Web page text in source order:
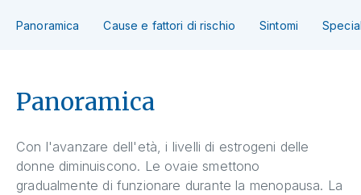
Panoramica Cause e fattori di rischio Sintomi
Panoramica
Con l'avanzare dell'età, i livelli di estrogeni delle
donne diminuiscono. Le ovaie smettono
gradualmente di funzionare durante la menopausa. La